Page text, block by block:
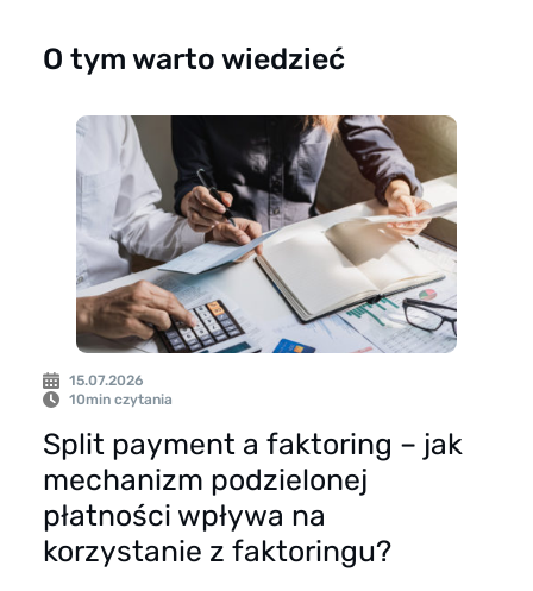
O tym warto wiedzieć
15.07.2026
10min czytania
Split payment a faktoring – jak
mechanizm podzielonej
płatności wpływa na
korzystanie z faktoringu?